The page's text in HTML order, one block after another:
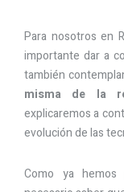
Para nosotros en
importante dar a
también
misma de la
explicaremos a
evolución de las
Como ya